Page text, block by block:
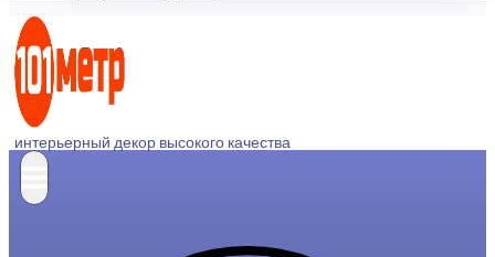
интерьерный декор высокого качества